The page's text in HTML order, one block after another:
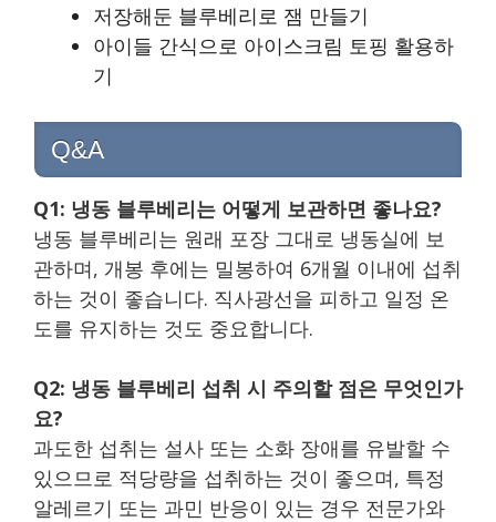
저장해둔 블루베리로 잼 만들기
아이들 간식으로 아이스크림 토핑 활용하
기
Q&A
Q1: 냉동 블루베리는 어떻게 보관하면 좋나요?
냉동 블루베리는 원래 포장 그대로 냉동실에 보
관하며, 개봉 후에는 밀봉하여 6개월 이내에 섭취
하는 것이 좋습니다. 직사광선을 피하고 일정 온
도를 유지하는 것도 중요합니다.
Q2: 냉동 블루베리 섭취 시 주의할 점은 무엇인가
요?
과도한 섭취는 설사 또는 소화 장애를 유발할 수
있으므로 적당량을 섭취하는 것이 좋으며, 특정
알레르기 또는 과민 반응이 있는 경우 전문가와